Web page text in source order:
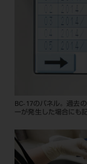
BC-17のパネル。過去
ーが発生した場合にも